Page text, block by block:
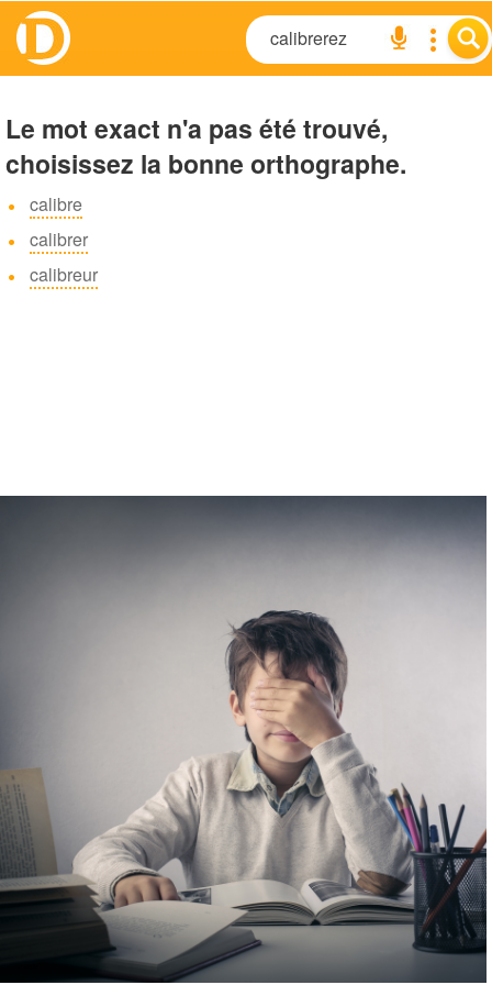
Le mot exact n'a pas été trouvé,
choisissez la bonne orthographe.
calibre
calibrer
calibreur